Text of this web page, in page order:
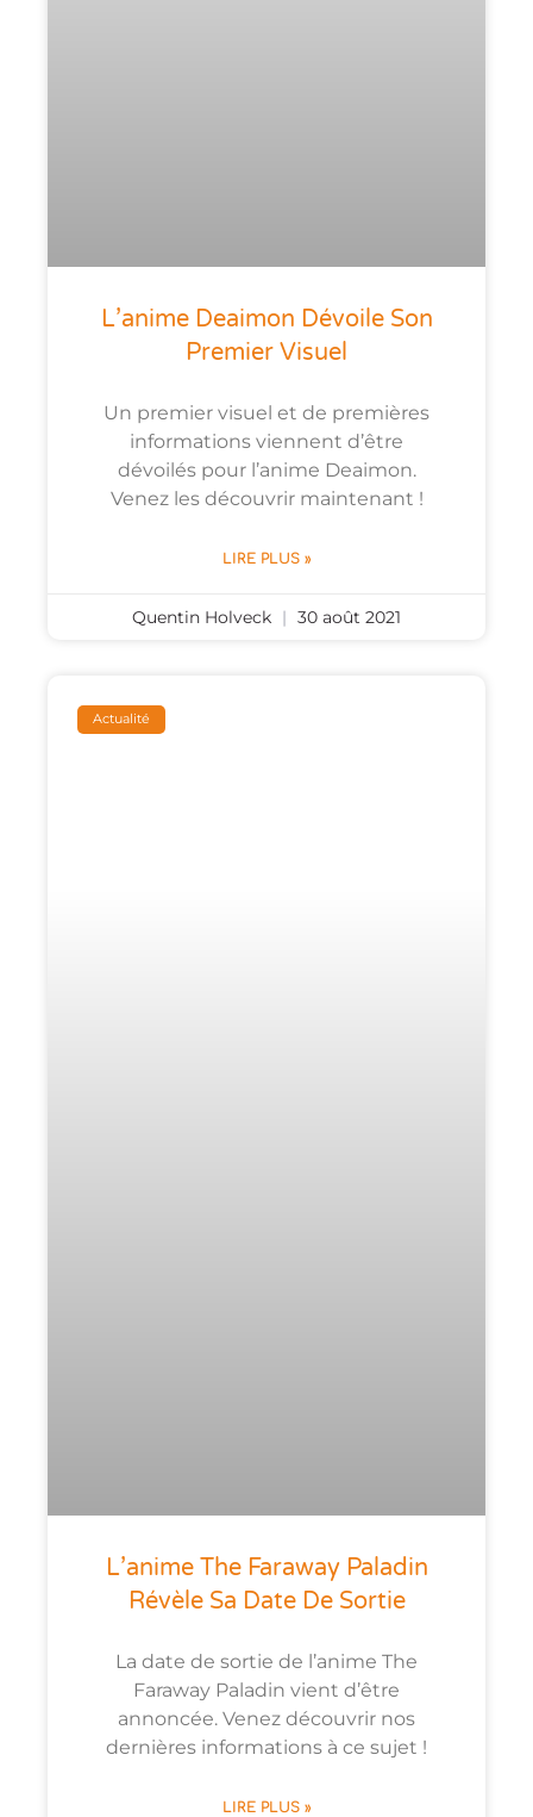
L’anime Deaimon Dévoile Son
Premier Visuel
Un premier visuel et de premières
informations viennent d’être
dévoilés pour l’anime Deaimon.
Venez les découvrir maintenant !
LIRE PLUS »
Quentin Holveck 30 août 2021
Actualité
L’anime The Faraway Paladin
Révèle Sa Date De Sortie
La date de sortie de l’anime The
Faraway Paladin vient d’être
annoncée. Venez découvrir nos
dernières informations à ce sujet !
LIRE PLUS »